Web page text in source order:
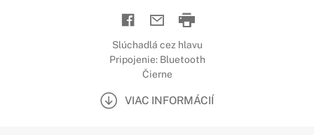
Slúchadlá cez hlavu
Pripojenie: Bluetooth
Čierne
VIAC INFORMÁCIÍ